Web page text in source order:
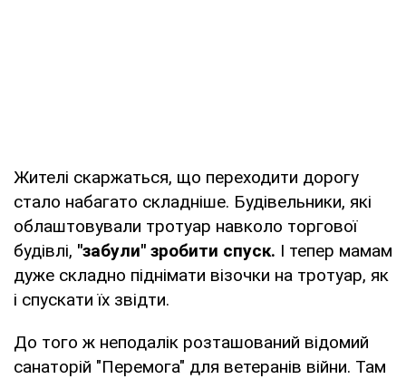
Жителі скаржаться, що переходити дорогу
стало набагато складніше. Будівельники, які
облаштовували тротуар навколо торгової
будівлі, "забули" зробити спуск. І тепер мамам
дуже складно піднімати візочки на тротуар, як
і спускати їх звідти.
До того ж неподалік розташований відомий
санаторій "Перемога" для ветеранів війни. Там